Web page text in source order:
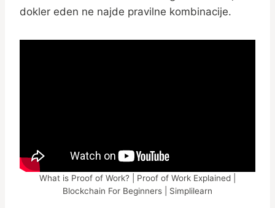
dokler eden ne najde pravilne kombinacije.
What is Proof of Work? | Proof of Work Explained |
Blockchain For Beginners | Simplilearn